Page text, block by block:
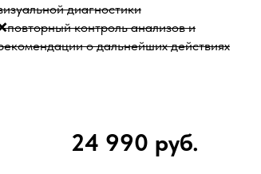
диагностики
контроль анализов и
о дальнейших действиях
24 990 руб.